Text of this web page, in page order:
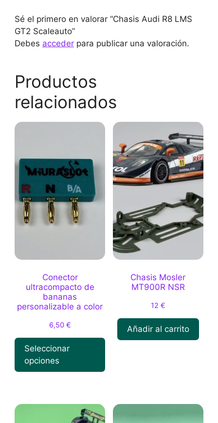
Sé el primero en valorar “Chasis Audi R8 LMS
GT2 Scaleauto”
Debes acceder para publicar una valoración.
Productos
relacionados
Conector
ultracompacto de
bananas
personalizable a color
6,50 €
Seleccionar
opciones
tiene
Chasis Mosler
MT900R NSR
12 €
Añadir al carrito